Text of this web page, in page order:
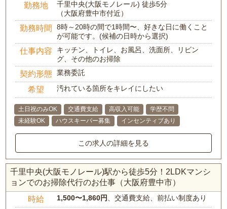
勤務地
千里中央(大阪モノレール) 徒歩5分
（大阪府豊中市付近）
勤務時間
8時～20時の間で1時間〜、好きな日に働くこと
が可能です。(候補の日時から選択)
仕事内容
キッチン、トイレ、お風呂、洗面所、リビン
グ、その他のお掃除
契約形態 業務委託
希望 汚れている箇所をキレイにしたい
土日祝のみOK 交通費支給 高収入可能
学歴不問
未経験OK
ハウスキーパー募集 インセンティブあり
この求人の詳細を見る
千里中央(大阪モノレール)駅から徒歩5分！2LDKマンシ
ョンでのお掃除代行のお仕事（大阪府豊中市）
時給 1,500〜1,860円、交通費支給、前払い制度あり